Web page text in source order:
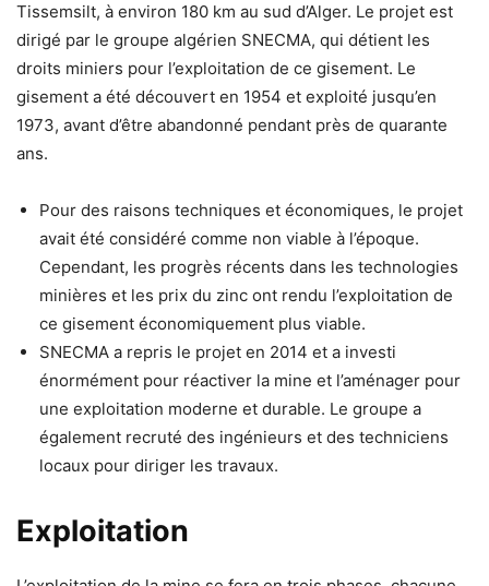
Tissemsilt, à environ 180 km au sud d’Alger. Le projet est
dirigé par le groupe algérien SNECMA, qui détient les
droits miniers pour l’exploitation de ce gisement. Le
gisement a été découvert en 1954 et exploité jusqu’en
1973, avant d’être abandonné pendant près de quarante
ans.
Pour des raisons techniques et économiques, le projet
avait été considéré comme non viable à l’époque.
Cependant, les progrès récents dans les technologies
minières et les prix du zinc ont rendu l’exploitation de
ce gisement économiquement plus viable.
SNECMA a repris le projet en 2014 et a investi
énormément pour réactiver la mine et l’aménager pour
une exploitation moderne et durable. Le groupe a
également recruté des ingénieurs et des techniciens
locaux pour diriger les travaux.
Exploitation